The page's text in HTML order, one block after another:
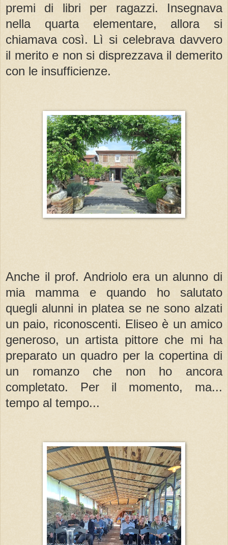
premi di libri per ragazzi. Insegnava
nella quarta elementare, allora si
chiamava così. Lì si celebrava davvero
il merito e non si disprezzava il demerito
con le insufficienze.
Anche il prof. Andriolo era un alunno di
mia mamma e quando ho salutato
quegli alunni in platea se ne sono alzati
un paio, riconoscenti. Eliseo è un amico
generoso, un artista pittore che mi ha
preparato un quadro per la copertina di
un romanzo che non ho ancora
completato. Per il momento, ma...
tempo al tempo...